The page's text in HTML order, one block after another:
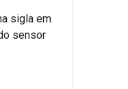
sigla em
sensor